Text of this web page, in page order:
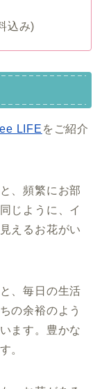
込み)
LIFE をご紹介
、頻繁にお部
じように、イ
えるお花がい
、毎日の生活
の余裕のよう
ます。豊かな
。